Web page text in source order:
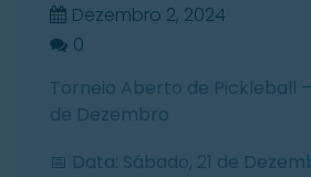
Dezembro 2, 2024
0
0
Torneio Aberto de Pickleball
de Dezembro
📅 Data: Sábado, 21 de